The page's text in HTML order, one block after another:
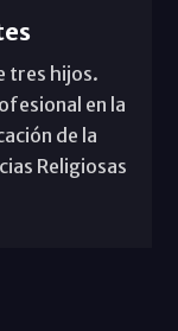
tres hijos.
en la
de la
Religiosas